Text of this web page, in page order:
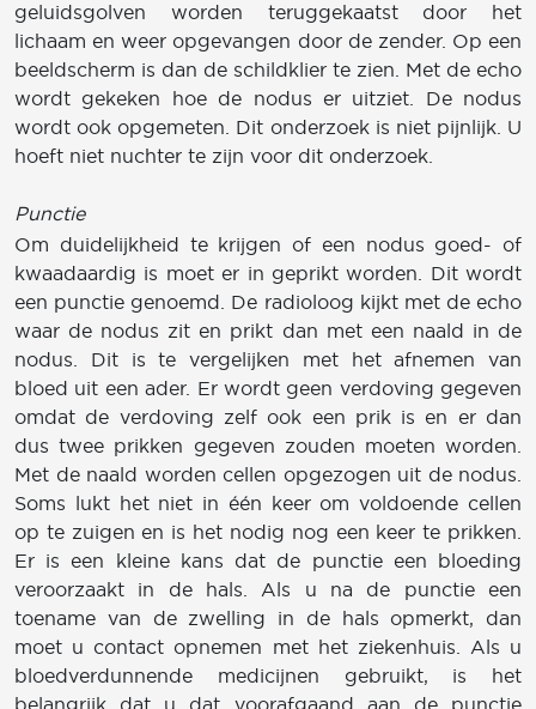
geluidsgolven worden teruggekaatst door het
lichaam en weer opgevangen door de zender. Op een
beeldscherm is dan de schildklier te zien. Met de echo
wordt gekeken hoe de nodus er uitziet. De nodus
wordt ook opgemeten. Dit onderzoek is niet pijnlijk. U
hoeft niet nuchter te zijn voor dit onderzoek.
Punctie
Om duidelijkheid te krijgen of een nodus goed- of
kwaadaardig is moet er in geprikt worden. Dit wordt
een punctie genoemd. De radioloog kijkt met de echo
waar de nodus zit en prikt dan met een naald in de
nodus. Dit is te vergelijken met het afnemen van
bloed uit een ader. Er wordt geen verdoving gegeven
omdat de verdoving zelf ook een prik is en er dan
dus twee prikken gegeven zouden moeten worden.
Met de naald worden cellen opgezogen uit de nodus.
Soms lukt het niet in één keer om voldoende cellen
op te zuigen en is het nodig nog een keer te prikken.
Er is een kleine kans dat de punctie een bloeding
veroorzaakt in de hals. Als u na de punctie een
toename van de zwelling in de hals opmerkt, dan
moet u contact opnemen met het ziekenhuis. Als u
bloedverdunnende medicijnen gebruikt, is het
belangrijk dat u dat voorafgaand aan de punctie